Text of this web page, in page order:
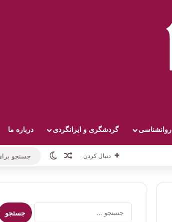
روانشناسی گردشگری و ایرانگردی درباره ما
دنبال کردن نوشته تصادفی
تغییر پوسته
جستجو
برای: